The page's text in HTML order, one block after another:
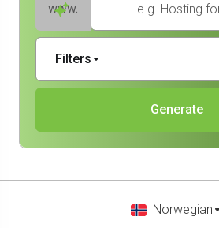
www.
Filters
Generate
Norwegian